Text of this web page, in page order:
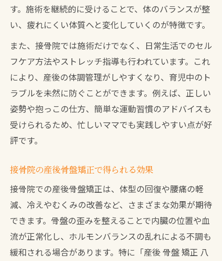
す。施術を継続的に受けることで、体のバランスが整
い、疲れにくい体質へと変化していくのが特徴です。
また、接骨院では施術だけでなく、日常生活でのセル
フケア方法やストレッチ指導も行われています。これ
により、産後の体調管理がしやすくなり、育児中のト
ラブルを未然に防ぐことができます。例えば、正しい
姿勢や抱っこの仕方、簡単な運動習慣のアドバイスも
受けられるため、忙しいママでも実践しやすい点が好
評です。
接骨院の産後骨盤矯正で得られる効果
接骨院での産後骨盤矯正は、体型の回復や腰痛の軽
減、冷えやむくみの改善など、さまざまな効果が期待
できます。骨盤の歪みを整えることで内臓の位置や血
流が正常化し、ホルモンバランスの乱れによる不調も
緩和される場合があります。特に「産後 骨盤 矯正 八